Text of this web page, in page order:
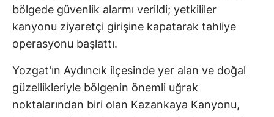
bölgede güvenlik alarmı verildi; yetkililer
kanyonu ziyaretçi girişine kapatarak tahliye
operasyonu başlattı.
Yozgat’ın Aydıncık ilçesinde yer alan ve doğal
güzellikleriyle bölgenin önemli uğrak
noktalarından biri olan Kazankaya Kanyonu,